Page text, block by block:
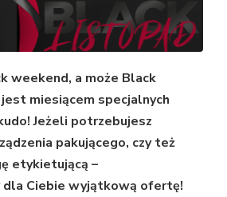
weekend, a może Black
miesiącem specjalnych
Jeżeli potrzebujesz
pakującego, czy też
etykietującą –
Ciebie wyjątkową ofertę!